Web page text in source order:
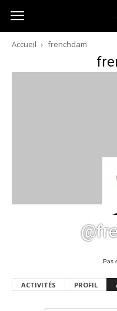
Australia-
australie.com
Accueil frenchdam
Pas
ACTIVITÉS PROFIL